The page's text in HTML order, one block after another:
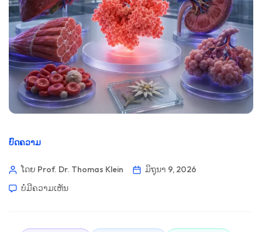
ບົດຄວາມ
ໂດຍ Prof. Dr. Thomas Klein
ມິຖຸນາ 9, 2026
ບໍ່​ມີ​ຄວາມ​ເຫັນ